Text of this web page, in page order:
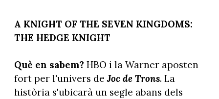
A KNIGHT OF THE SEVEN KINGDOMS:
THE HEDGE KNIGHT
Què en sabem? HBO i la Warner aposten
fort per l'univers deJoc de Trons. La
història s'ubicarà un segle abans dels